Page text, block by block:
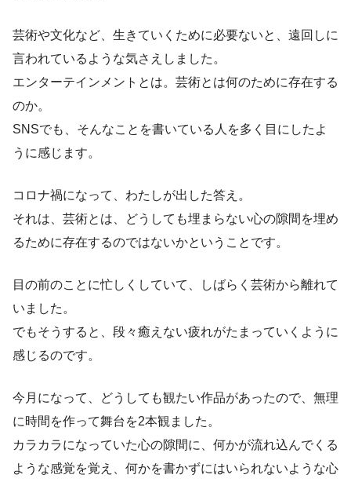
芸術や文化など、生きていくために必要ないと、遠回しに
言われているような気さえしました。
エンターテインメントとは。芸術とは何のために存在する
のか。
SNSでも、そんなことを書いている人を多く目にしたよ
うに感じます。
コロナ禍になって、わたしが出した答え。
それは、芸術とは、どうしても埋まらない心の隙間を埋め
るために存在するのではないかということです。
目の前のことに忙しくしていて、しばらく芸術から離れて
いました。
でもそうすると、段々癒えない疲れがたまっていくように
感じるのです。
今月になって、どうしても観たい作品があったので、無理
に時間を作って舞台を2本観ました。
カラカラになっていた心の隙間に、何かが流れ込んでくる
ような感覚を覚え、何かを書かずにはいられないような心